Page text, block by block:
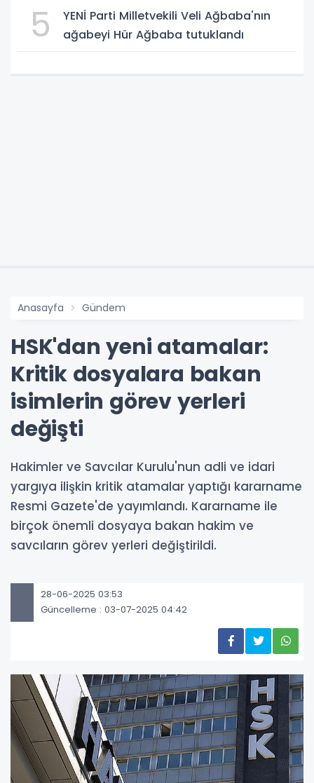
5
YENİ Parti Milletvekili Veli Ağbaba'nın
ağabeyi Hür Ağbaba tutuklandı
Anasayfa Gündem
HSK'dan yeni atamalar:
Kritik dosyalara bakan
isimlerin görev yerleri
değişti
Hakimler ve Savcılar Kurulu'nun adli ve idari
yargıya ilişkin kritik atamalar yaptığı kararname
Resmi Gazete'de yayımlandı. Kararname ile
birçok önemli dosyaya bakan hakim ve
savcıların görev yerleri değiştirildi.
28-06-2025 03:53
Güncelleme : 03-07-2025 04:42